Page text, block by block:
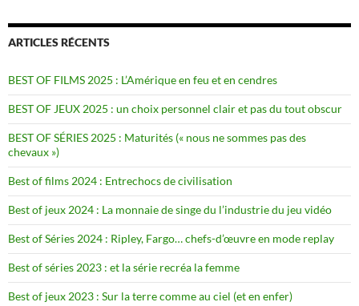
ARTICLES RÉCENTS
BEST OF FILMS 2025 : L’Amérique en feu et en cendres
BEST OF JEUX 2025 : un choix personnel clair et pas du tout obscur
BEST OF SÉRIES 2025 : Maturités (« nous ne sommes pas des
chevaux »)
Best of films 2024 : Entrechocs de civilisation
Best of jeux 2024 : La monnaie de singe du l’industrie du jeu vidéo
Best of Séries 2024 : Ripley, Fargo… chefs-d’œuvre en mode replay
Best of séries 2023 : et la série recréa la femme
Best of jeux 2023 : Sur la terre comme au ciel (et en enfer)